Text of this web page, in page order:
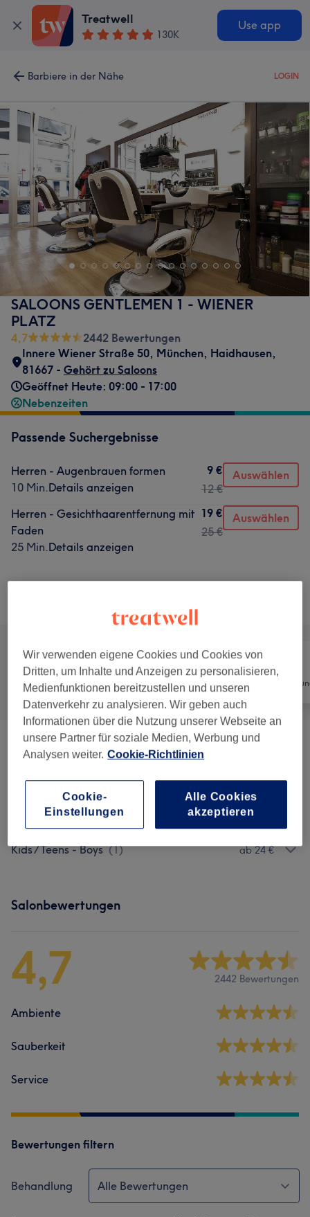
Treatwell
130K
Use app
Barbiere in der Nähe LOGIN
SALOONS GENTLEMEN 1 - WIENER
PLATZ
4,7
2442 Bewertungen
Innere Wiener Straße 50, München, Haidhausen,
81667 - Gehört zu Saloons
Geöffnet Heute: 09:00 - 17:00
Nebenzeiten
Passende Suchergebnisse
Herren - Augenbrauen formen
10 Min.Details anzeigen
9 €
12 €
Auswählen
Herren - Gesichthaarentfernung mit
Faden
25 Min.Details anzeigen
19 €
25 €
Auswählen
Alle Friseur
Frühjahrs Aktion 4) ab 14,25 €
Herren - Haarschnitte & Stylings (6) ab 17 €
Herren - Kosmetik (4) ab 9 €
Kids /Teens - Boys (1) ab 24 €
Salonbewertungen
4,7 2442 Bewertungen
Ambiente
Sauberkeit
Service
Bewertungen filtern
Behandlung Alle Bewertungen
Wir verwenden eigene Cookies und Cookies von
Dritten, um Inhalte und Anzeigen zu personalisieren,
Medienfunktionen bereitzustellen und unseren
Datenverkehr zu analysieren. Wir geben auch
Informationen über die Nutzung unserer Webseite an
unsere Partner für soziale Medien, Werbung und
Analysen weiter. Cookie-Richtlinien
Cookie-
Einstellungen
Alle Cookies
akzeptieren